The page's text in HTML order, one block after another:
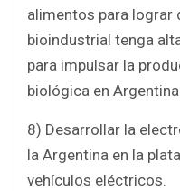
alimentos para lograr
bioindustrial tenga
para impulsar la
biológica en
8) Desarrollar la
la Argentina en la
vehículos eléctricos.